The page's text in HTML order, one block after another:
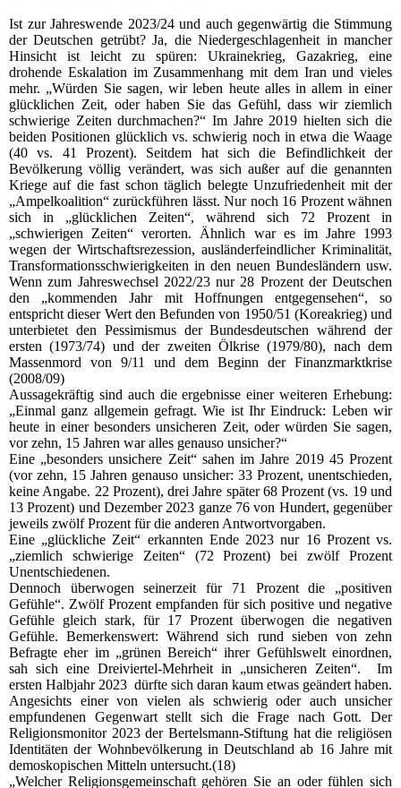
Ist zur Jahreswende 2023/24 und auch gegenwärtig die Stimmung
der Deutschen getrübt? Ja, die Niedergeschlagenheit in mancher
Hinsicht ist leicht zu spüren: Ukrainekrieg, Gazakrieg, eine
drohende Eskalation im Zusammenhang mit dem Iran und vieles
mehr. „Würden Sie sagen, wir leben heute alles in allem in einer
glücklichen Zeit, oder haben Sie das Gefühl, dass wir ziemlich
schwierige Zeiten durchmachen?“ Im Jahre 2019 hielten sich die
beiden Positionen glücklich vs. schwierig noch in etwa die Waage
(40 vs. 41 Prozent). Seitdem hat sich die Befindlichkeit der
Bevölkerung völlig verändert, was sich außer auf die genannten
Kriege auf die fast schon täglich belegte Unzufriedenheit mit der
„Ampelkoalition“ zurückführen lässt. Nur noch 16 Prozent wähnen
sich in „glücklichen Zeiten“, während sich 72 Prozent in
„schwierigen Zeiten“ verorten. Ähnlich war es im Jahre 1993
wegen der Wirtschaftsrezession, ausländerfeindlicher Kriminalität,
Transformationsschwierigkeiten in den neuen Bundesländern usw.
Wenn zum Jahreswechsel 2022/23 nur 28 Prozent der Deutschen
den „kommenden Jahr mit Hoffnungen entgegensehen“, so
entspricht dieser Wert den Befunden von 1950/51 (Koreakrieg) und
unterbietet den Pessimismus der Bundesdeutschen während der
ersten (1973/74) und der zweiten Ölkrise (1979/80), nach dem
Massenmord von 9/11 und dem Beginn der Finanzmarktkrise
(2008/09)
Aussagekräftig sind auch die ergebnisse einer weiteren Erhebung:
„Einmal ganz allgemein gefragt. Wie ist Ihr Eindruck: Leben wir
heute in einer besonders unsicheren Zeit, oder würden Sie sagen,
vor zehn, 15 Jahren war alles genauso unsicher?“
Eine „besonders unsichere Zeit“ sahen im Jahre 2019 45 Prozent
(vor zehn, 15 Jahren genauso unsicher: 33 Prozent, unentschieden,
keine Angabe. 22 Prozent), drei Jahre später 68 Prozent (vs. 19 und
13 Prozent) und Dezember 2023 ganze 76 von Hundert, gegenüber
jeweils zwölf Prozent für die anderen Antwortvorgaben.
Eine „glückliche Zeit“ erkannten Ende 2023 nur 16 Prozent vs.
„ziemlich schwierige Zeiten“ (72 Prozent) bei zwölf Prozent
Unentschiedenen.
Dennoch überwogen seinerzeit für 71 Prozent die „positiven
Gefühle“. Zwölf Prozent empfanden für sich positive und negative
Gefühle gleich stark, für 17 Prozent überwogen die negativen
Gefühle. Bemerkenswert: Während sich rund sieben von zehn
Befragte eher im „grünen Bereich“ ihrer Gefühlswelt einordnen,
sah sich eine Dreiviertel-Mehrheit in „unsicheren Zeiten“. Im
ersten Halbjahr 2023 dürfte sich daran kaum etwas geändert haben.
Angesichts einer von vielen als schwierig oder auch unsicher
empfundenen Gegenwart stellt sich die Frage nach Gott. Der
Religionsmonitor 2023 der Bertelsmann-Stiftung hat die religiösen
Identitäten der Wohnbevölkerung in Deutschland ab 16 Jahre mit
demoskopischen Mitteln untersucht.(18)
„Welcher Religionsgemeinschaft gehören Sie an oder fühlen sich